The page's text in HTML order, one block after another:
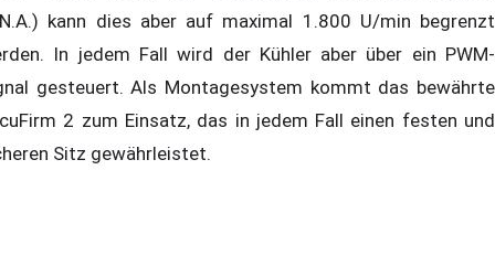
kann dies aber auf maximal 1.800 U/min begrenzt
In jedem Fall wird der Kühler aber über ein PWM-
gesteuert. Als Montagesystem kommt das bewährte
2 zum Einsatz, das in jedem Fall einen festen und
Sitz gewährleistet.